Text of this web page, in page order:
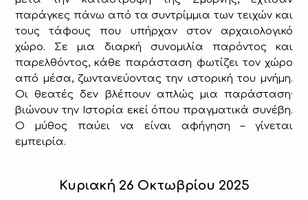
παράγκες πάνω από τα συντρίμμια των τειχών και
τους τάφους που υπήρχαν στον αρχαιολογικό
χώρο. Σε μια διαρκή συνομιλία παρόντος και
παρελθόντος, κάθε παράσταση φωτίζει τον χώρο
από μέσα, ζωντανεύοντας την ιστορική του μνήμη.
Οι θεατές δεν βλέπουν απλώς μια παράσταση·
βιώνουν την Ιστορία εκεί όπου πραγματικά συνέβη.
Ο μύθος παύει να είναι αφήγηση – γίνεται
εμπειρία.
Κυριακή 26 Οκτωβρίου 2025